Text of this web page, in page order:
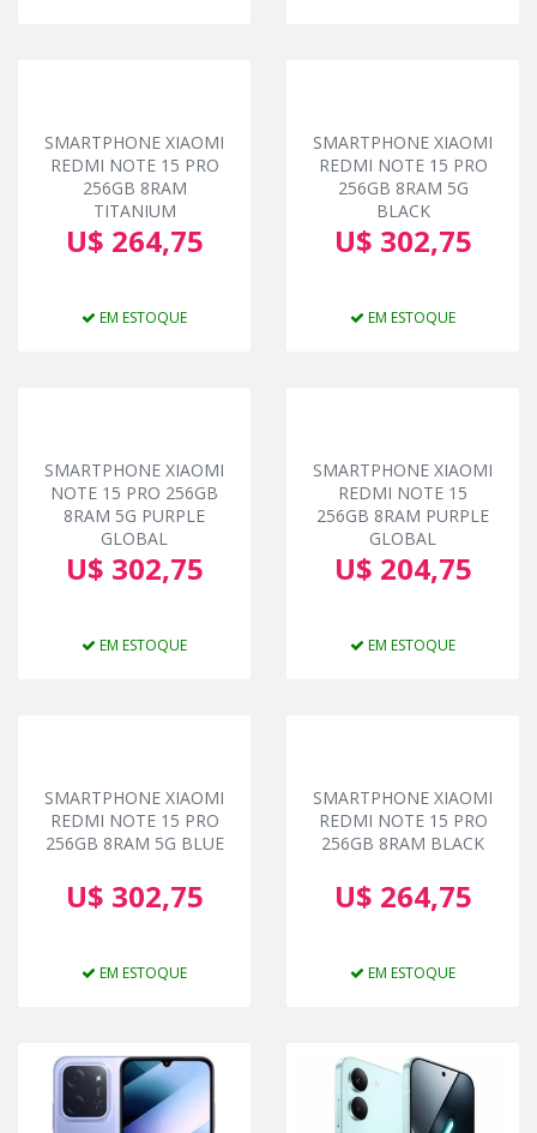
SMARTPHONE XIAOMI
REDMI NOTE 15 PRO
256GB 8RAM
TITANIUM
U$ 264,75
EM ESTOQUE
SMARTPHONE XIAOMI
REDMI NOTE 15 PRO
256GB 8RAM 5G
BLACK
U$ 302,75
EM ESTOQUE
SMARTPHONE XIAOMI
NOTE 15 PRO 256GB
8RAM 5G PURPLE
GLOBAL
U$ 302,75
EM ESTOQUE
SMARTPHONE XIAOMI
REDMI NOTE 15
256GB 8RAM PURPLE
GLOBAL
U$ 204,75
EM ESTOQUE
SMARTPHONE XIAOMI
REDMI NOTE 15 PRO
256GB 8RAM 5G BLUE
U$ 302,75
EM ESTOQUE
SMARTPHONE XIAOMI
REDMI NOTE 15 PRO
256GB 8RAM BLACK
U$ 264,75
EM ESTOQUE